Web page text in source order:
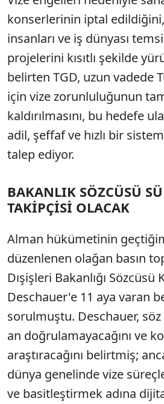
konserlerinin iptal
insanları ve iş dünyası
projelerini kısıtlı şekilde
belirten TGD, uzun vadede
için vize zorunluluğunun
kaldırılmasını, bu hedefe
adil, şeffaf ve hızlı bir
talep ediyor.
BAKANLIK SÖZCÜSÜ
TAKİPÇİSİ OLACAK
Alman hükümetinin
düzenlenen olağan basın
Dışişleri Bakanlığı Sözcüsü
Deschauer'e 11 aya varan
sorulmuştu. Deschauer,
an doğrulamayacağını ve
araştıracağını belirtmiş;
dünya genelinde vize
ve basitleştirmek adına